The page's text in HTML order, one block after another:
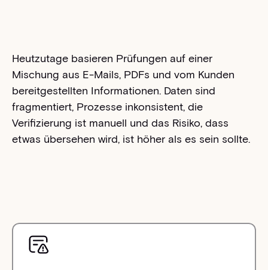
Heutzutage basieren Prüfungen auf einer
Mischung aus E-Mails, PDFs und vom Kunden
bereitgestellten Informationen. Daten sind
fragmentiert, Prozesse inkonsistent, die
Verifizierung ist manuell und das Risiko, dass
etwas übersehen wird, ist höher als es sein sollte.